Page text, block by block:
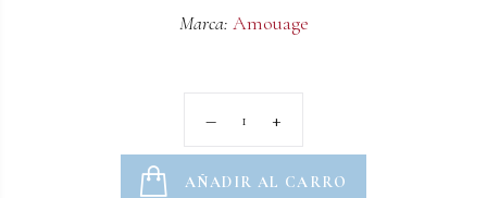
Marca: Amouage
AÑADIR AL CARRO